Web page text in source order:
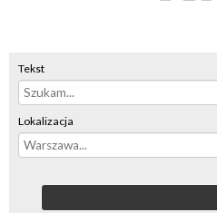
Tekst
Lokalizacja